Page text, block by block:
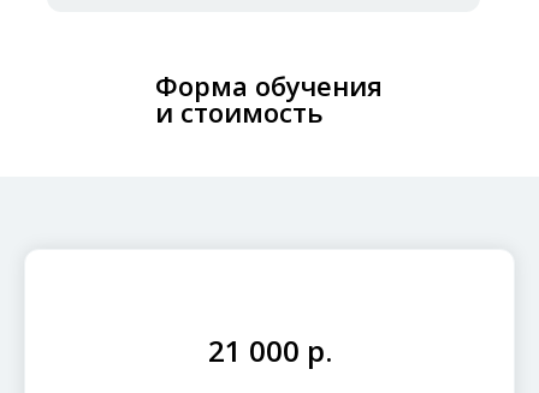
Форма обучения
и стоимость
21 000 р.